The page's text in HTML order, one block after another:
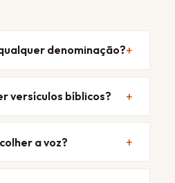
denominação?
versículos bíblicos?
a voz?